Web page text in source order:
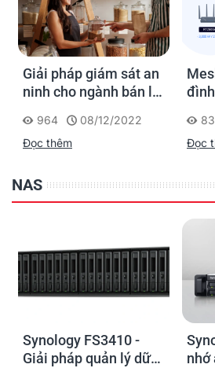
Giải pháp giám sát an
ninh cho ngành bán lẻ
964
08/12/2022
Đọc thêm
Đọc
NAS
Synology FS3410 -
Giải pháp quản lý dữ
nhớ